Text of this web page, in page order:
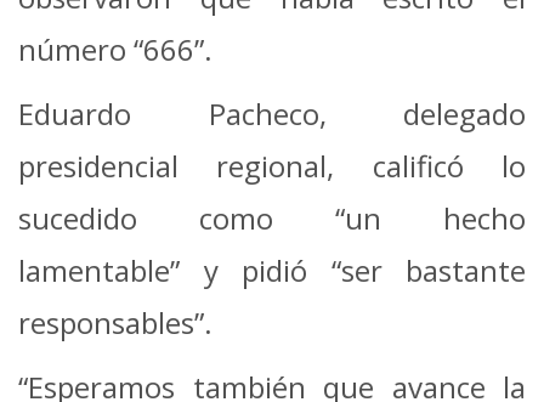
número “666”.
Eduardo Pacheco, delegado
presidencial regional, calificó lo
sucedido como “un hecho
lamentable” y pidió “ser bastante
responsables”.
“Esperamos también que avance la